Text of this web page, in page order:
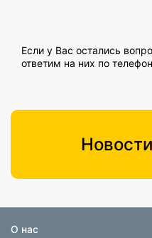
Если у Вас остались
ответим на них по
О нас